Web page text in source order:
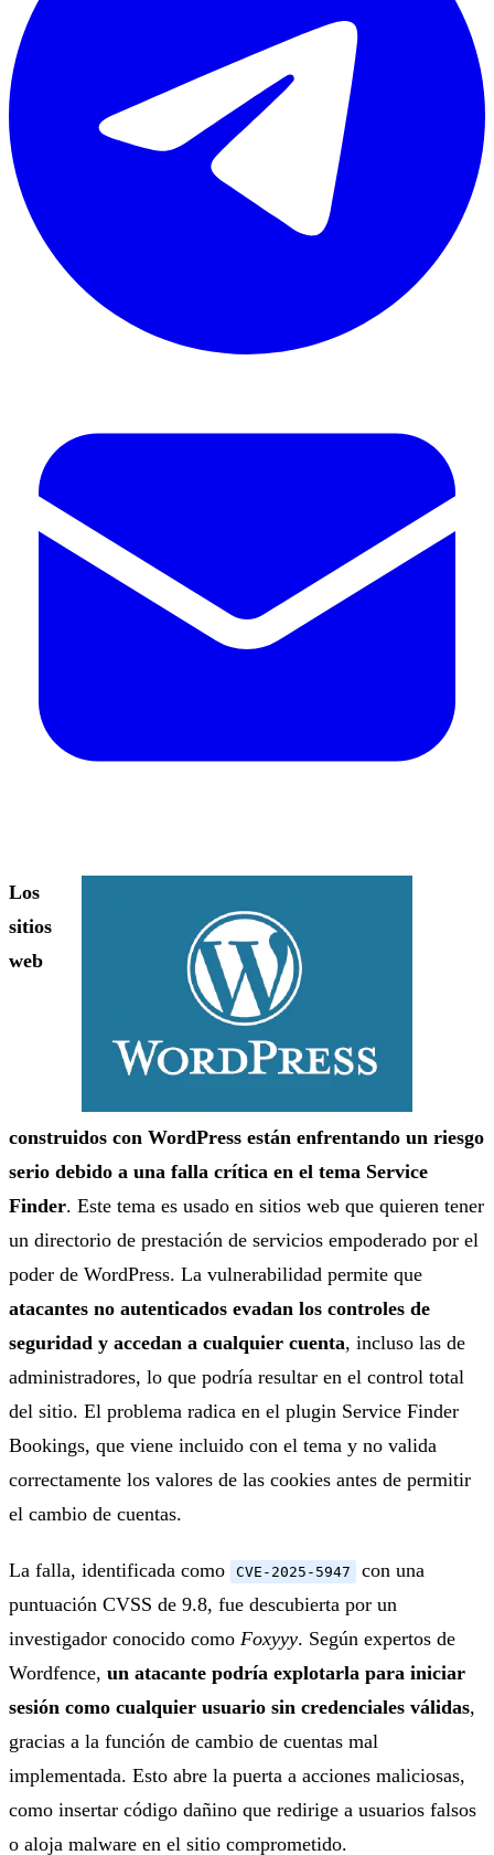
Los
sitios
web
construidos con WordPress están enfrentando un riesgo
serio debido a una falla crítica en el tema Service
Finder. Este tema es usado en sitios web que quieren tener
un directorio de prestación de servicios empoderado por el
poder de WordPress. La vulnerabilidad permite que
atacantes no autenticados evadan los controles de
seguridad y accedan a cualquier cuenta, incluso las de
administradores, lo que podría resultar en el control total
del sitio. El problema radica en el plugin Service Finder
Bookings, que viene incluido con el tema y no valida
correctamente los valores de las cookies antes de permitir
el cambio de cuentas.
La falla, identificada como CVE-2025-5947
con una
puntuación CVSS de 9.8, fue descubierta por un
investigador conocido como Foxyyy. Según expertos de
Wordfence, un atacante podría explotarla para iniciar
sesión como cualquier usuario sin credenciales válidas,
gracias a la función de cambio de cuentas mal
implementada. Esto abre la puerta a acciones maliciosas,
como insertar código dañino que redirige a usuarios falsos
o aloja malware en el sitio comprometido.